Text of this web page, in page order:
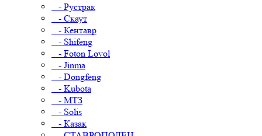
- Рустрак
- Скаут
- Кентавр
- Shifeng
- Foton Lovol
- Jinma
- Dongfeng
- Kubota
- МТЗ
- Solis
- Казак